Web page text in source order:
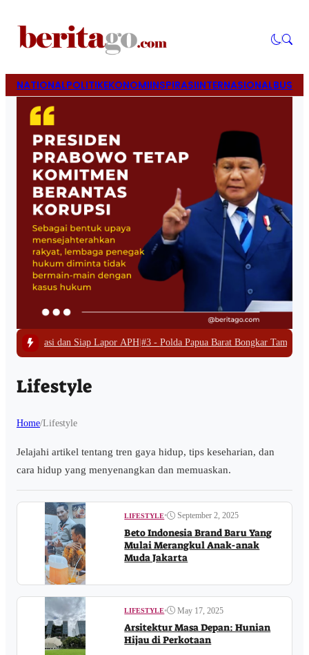
NATIONALPOLITIKEKONOMIINSPIRASIINTERNASIONAL
Lapor APH|#3 -Polda Papua Barat Bongkar Tambang Emas Ilegal di
Lifestyle
Home/Lifestyle
Jelajahi artikel tentang tren gaya hidup, tips keseharian, dan
cara hidup yang menyenangkan dan memuaskan.
LIFESTYLE• September 2, 2025
Beto Indonesia Brand Baru Yang
Mulai Merangkul Anak-anak
Muda Jakarta
LIFESTYLE• May 17, 2025
Arsitektur Masa Depan: Hunian
Hijau di Perkotaan